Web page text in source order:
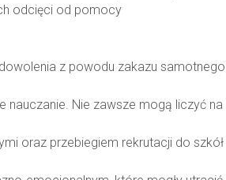
odcięci od pomocy
z powodu zakazu samotnego
nauczanie. Nie zawsze mogą liczyć na
oraz przebiegiem rekrutacji do szkół